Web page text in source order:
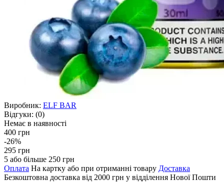
Виробник: ELF BAR
Відгуки: (0)
Немає в наявності
400 грн
-26%
295 грн
5 або більше 250 грн
Оплата На картку або при отриманні товару Доставка
Безкоштовна доставка від 2000 грн у відділення Нової Пошти